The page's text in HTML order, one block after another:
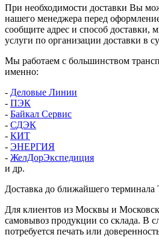
При необходимости доставки Вы
нашего менеджера перед
сообщите адрес и способ доставки,
услуги по организации доставки в
Мы работаем с большинством
именно:
- Деловые Линии
- ПЭК
- Байкал Сервис
- СДЭК
- КИТ
- ЭНЕРГИЯ
- ЖелДорЭкспедиция
и др.
Доставка до ближайшего терминала
Для клиентов из Москвы и
самовывоз продукции со склада. В
потребуется печать или